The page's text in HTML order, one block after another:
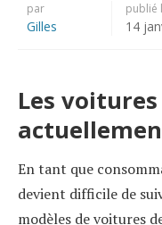
par
Gilles
publié
14
Les
En tant que
devient difficile de
modèles de voitures